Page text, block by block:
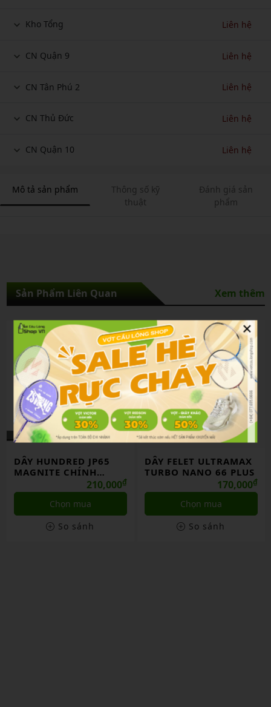
Kho Tổng Liên hệ
CN Quận 9 Liên hệ
CN Tân Phú 2 Liên hệ
CN Thủ Đức Liên hệ
CN Quận 10 Liên hệ
Mô tả sản phẩm
Thông số kỹ
thuật
Đánh giá sản
phẩm
Sản Phẩm Liên Quan Xem thêm
DÂY HUNDRED JP65
MAGNITE CHÍNH
210,000₫
Chọn mua
So sánh
DÂY FELET ULTRAMAX
TURBO NANO 66 PLUS
170,000₫
Chọn mua
So sánh
×